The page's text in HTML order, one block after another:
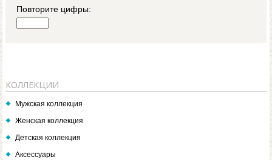
Повторите цифры:
КОЛЛЕКЦИИ
Мужская коллекция
Женская коллекция
Детская коллекция
Аксессуары